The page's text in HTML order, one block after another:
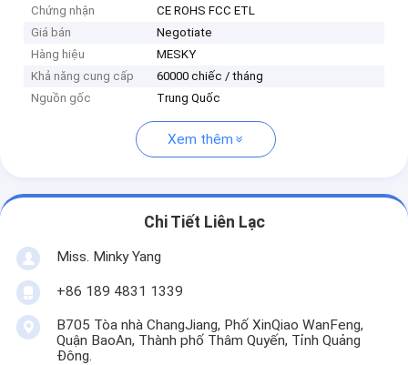
Chứng nhận
CE ROHS FCC ETL
Giá bán
Negotiate
Hàng hiệu
MESKY
Khả năng cung cấp
60000 chiếc / tháng
Nguồn gốc
Trung Quốc
Xem thêm
Chi Tiết Liên Lạc
Miss. Minky Yang
+86 189 4831 1339
B705 Tòa nhà ChangJiang, Phố XinQiao WanFeng,
Quận BaoAn, Thành phố Thâm Quyến, Tỉnh Quảng
Đông.